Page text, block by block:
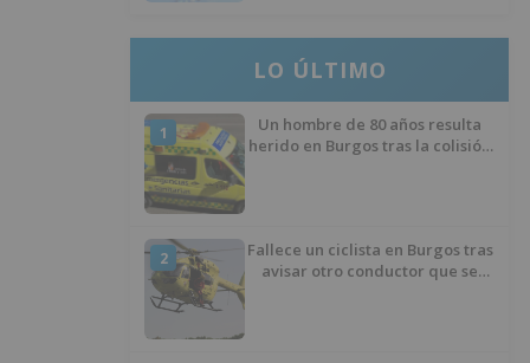
LO ÚLTIMO
1
Un hombre de 80 años resulta
herido en Burgos tras la colisión
2
Fallece un ciclista en Burgos tras
avisar otro conductor que se